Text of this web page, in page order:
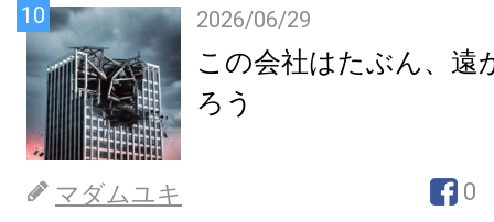
10 2026/06/29
この会社はたぶん、遠
ろう
マダムユキ 0